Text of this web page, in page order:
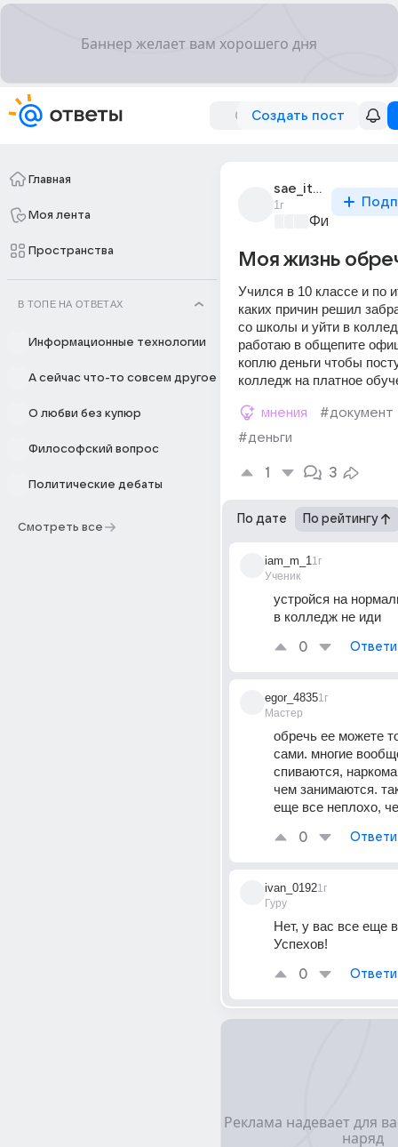
Создать пост
Главная
Моя лента
Пространства
В ТОПЕ НА ОТВЕТАХ
Информационные технологии
А сейчас что-то совсем другое
О любви без купюр
Философский вопрос
Политические дебаты
Смотреть все
sae_itoshi_14
1г
Моя жизнь
Учился в 10 классе и по
каких причин решил
со школы и уйти в
работаю в общепите
коплю деньги чтобы
колледж на платное
мнения
#документ
#деньги
1 3
По дате По рейтингу
iam_m_1
Ученик
1г
устройся на
в колледж не иди
0
egor_4835
Мастер
1г
обречь ее можете
сами. многие
спиваются,
чем занимаются.
еще все неплохо,
0
ivan_0192
Гуру
1г
Нет, у вас все еще
Успехов!
0